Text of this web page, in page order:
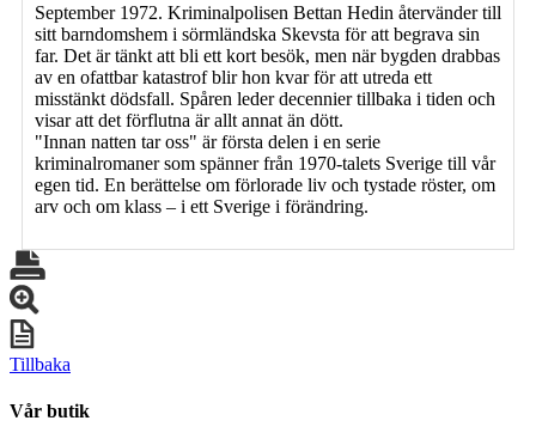
September 1972. Kriminalpolisen Bettan Hedin återvänder till
sitt barndomshem i sörmländska Skevsta för att begrava sin
far. Det är tänkt att bli ett kort besök, men när bygden drabbas
av en ofattbar katastrof blir hon kvar för att utreda ett
misstänkt dödsfall. Spåren leder decennier tillbaka i tiden och
visar att det förflutna är allt annat än dött.
"Innan natten tar oss" är första delen i en serie
kriminalromaner som spänner från 1970-talets Sverige till vår
egen tid. En berättelse om förlorade liv och tystade röster, om
arv och om klass – i ett Sverige i förändring.
Tillbaka
Vår butik